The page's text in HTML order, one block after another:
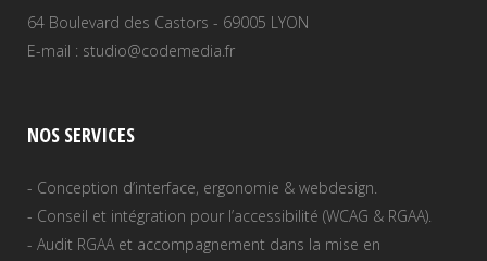
64 Boulevard des Castors - 69005 LYON
E-mail : studio@codemedia.fr
NOS SERVICES
- Conception d’interface, ergonomie & webdesign.
- Conseil et intégration pour l’accessibilité (WCAG & RGAA).
- Audit RGAA et accompagnement dans la mise en